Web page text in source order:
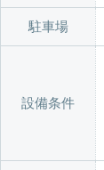
駐車場
設備条件